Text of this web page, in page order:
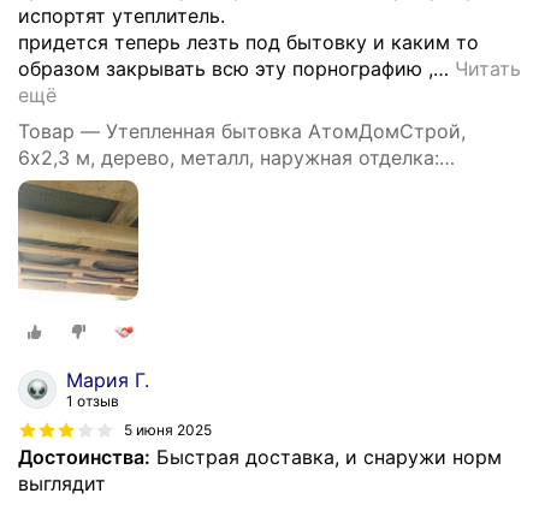
испортят утеплитель.
придется теперь лезть под бытовку и каким то
образом закрывать всю эту порнографию ,… Читать
ещё
Товар — Утепленная бытовка АтомДомСтрой,
6х2,3 м, дерево, металл, наружная отделка:
профлист
Мария Г.
1 отзыв
5 июня 2025
Достоинства: Быстрая доставка, и снаружи норм
выглядит